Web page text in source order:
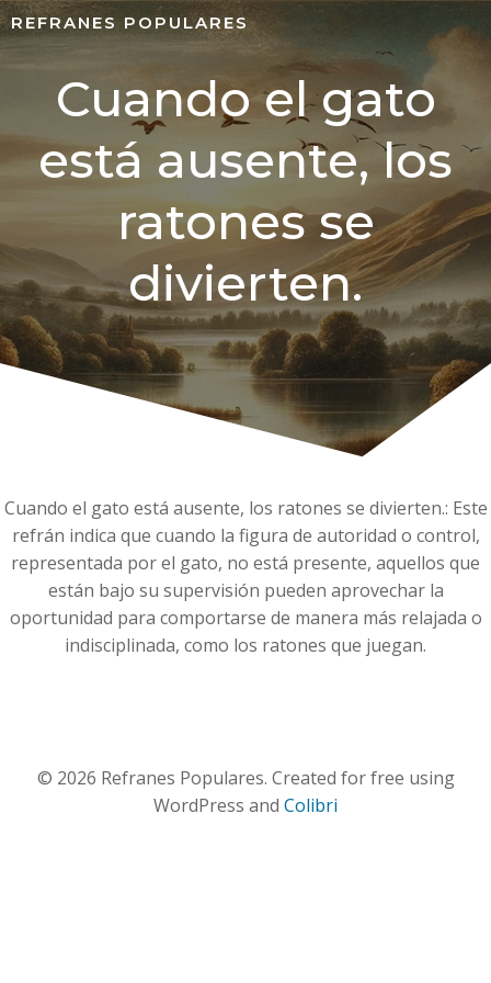
REFRANES POPULARES
Cuando el gato
está ausente, los
ratones se
divierten.
Cuando el gato está ausente, los ratones se divierten.: Este
refrán indica que cuando la figura de autoridad o control,
representada por el gato, no está presente, aquellos que
están bajo su supervisión pueden aprovechar la
oportunidad para comportarse de manera más relajada o
indisciplinada, como los ratones que juegan.
© 2026 Refranes Populares. Created for free using
WordPress and Colibri